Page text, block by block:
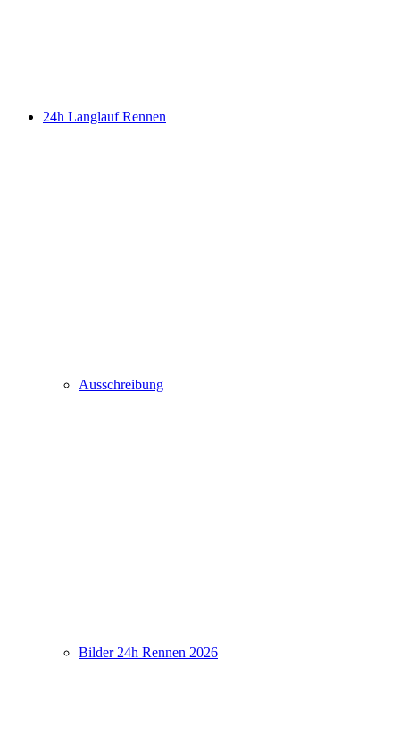
24h Langlauf Rennen
Ausschreibung
Bilder 24h Rennen 2026